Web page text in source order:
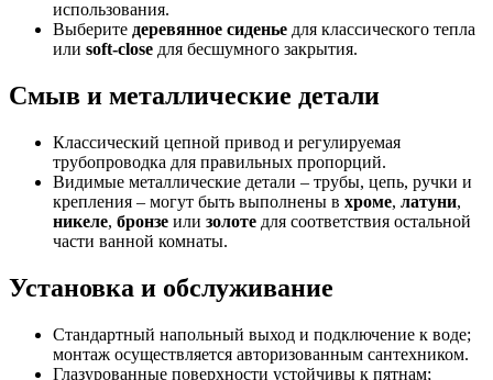
использования.
Выберите деревянное сиденье для классического тепла
или soft-close для бесшумного закрытия.
Смыв и металлические детали
Классический цепной привод и регулируемая
трубопроводка для правильных пропорций.
Видимые металлические детали – трубы, цепь, ручки и
крепления – могут быть выполнены в хроме, латуни,
никеле, бронзе или золоте для соответствия остальной
части ванной комнаты.
Установка и обслуживание
Стандартный напольный выход и подключение к воде;
монтаж осуществляется авторизованным сантехником.
Глазурованные поверхности устойчивы к пятнам;